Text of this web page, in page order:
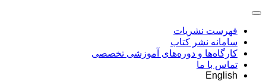
فهرست نشریات
سامانه نشر کتاب
کارگاه‌ها و دوره‌های آموزشی تخصصی
تماس با ما
English